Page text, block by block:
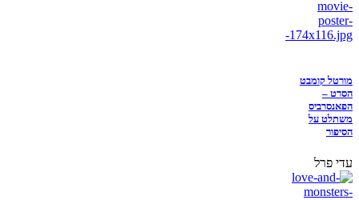
מורטל קומבט
הסרט –
הפאנסרביס
משתלט על
הסיפור
עדי פרל